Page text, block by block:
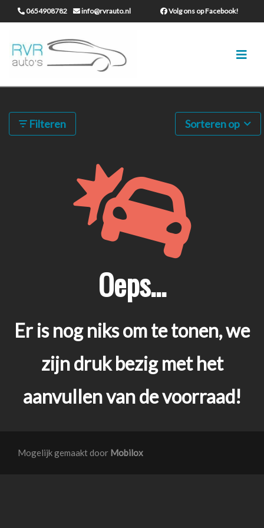
0654908782 info@rvrauto.nl Volg ons op Facebook!
Filteren Sorteren op
Oeps...
Er is nog niks om te tonen, we
zijn druk bezig met het
aanvullen van de voorraad!
Mogelijk gemaakt door Mobilox